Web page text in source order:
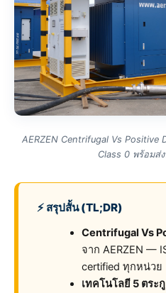
AERZEN Centrifugal Vs Positive
Class 0 พร้อมส่
⚡ สรุปสั้น (TL;DR)
Centrifugal Vs
จาก AERZEN —
certified ทุกหน่วย
เทคโนโลยี 5 ตระ